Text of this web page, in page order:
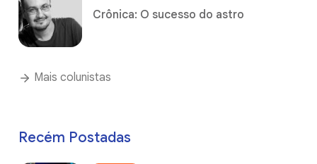
Crônica: O sucesso do astro
Mais colunistas
Recém Postadas